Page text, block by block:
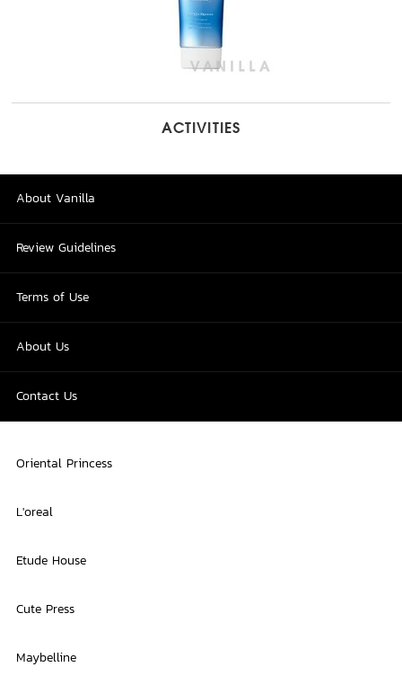
ACTIVITIES
About Vanilla
Review Guidelines
Terms of Use
About Us
Contact Us
Oriental Princess
L'oreal
Etude House
Cute Press
Maybelline